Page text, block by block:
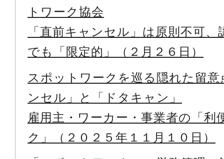
トワーク協会
「直前キャンセル」は原則不可
でも「限定的」（２月２６日）
スポットワークを巡る隠れた留
ンセル」と「ドタキャン」
雇用主・ワーカー・事業者の「利
ク」（２０２５年１１月１０日）